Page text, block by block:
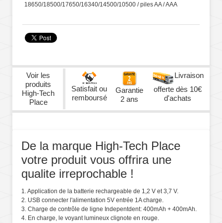
18650/18500/17650/16340/14500/10500 / piles AA / AAA
Voir les
produits
High-Tech
Place
Satisfait ou
remboursé
Garantie
2 ans
Livraison
offerte dès 10€
d'achats
De la marque High-Tech Place
votre produit vous offrira une
qualite irreprochable !
1. Application de la batterie rechargeable de 1,2 V et 3,7 V.
2. USB connecter l'alimentation 5V entrée 1A charge.
3. Charge de contrôle de ligne Indepentdent: 400mAh + 400mAh.
4. En charge, le voyant lumineux clignote en rouge.